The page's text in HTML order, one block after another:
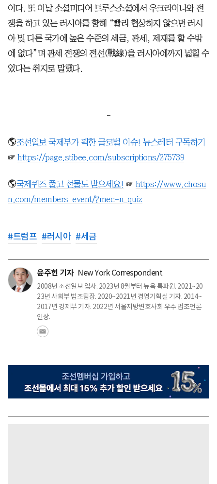
이다. 또 이날 소셜미디어 트루스소셜에서 우크라이나와 전
쟁을 하고 있는 러시아를 향해 “빨리 협상하지 않으면 러시
아 및 다른 국가에 높은 수준의 세금, 관세, 제재를 할 수밖
에 없다”며 관세 전쟁의 전선(戰線)을 러시아에까지 넓힐 수
있다는 취지로 말했다.
-
🌎조선일보 국제부가 픽한 글로벌 이슈! 뉴스레터 구독하기
☞ https://page.stibee.com/subscriptions/275739
🌎국제퀴즈 풀고 선물도 받으세요! ☞ https://www.chosu
n.com/members-event/?mec=n_quiz
#트럼프 #러시아 #세금
윤주헌 기자 New York Correspondent
2008년 조선일보 입사. 2023년 8월부터 뉴욕 특파원. 2021~20
23년 사회부 법조팀장. 2020~2021년 경영기획실 기자. 2014~
2017년 경제부 기자. 2022년 서울지방변호사회 우수 법조언론
인상.